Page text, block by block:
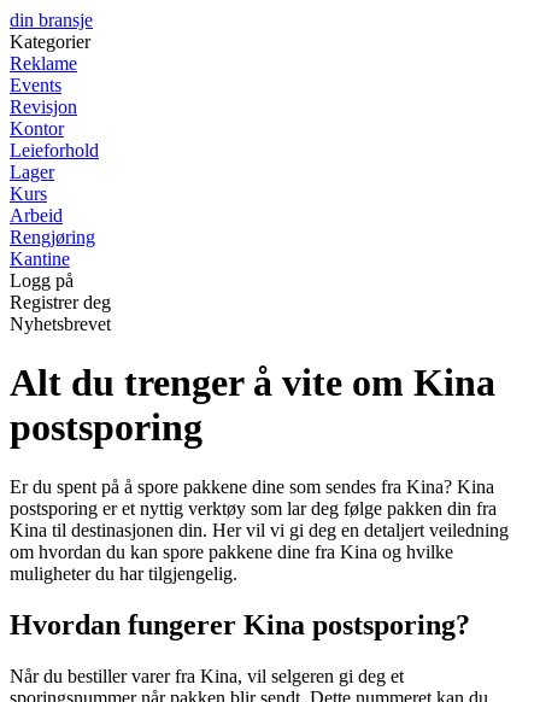
din bransje
Kategorier
Reklame
Events
Revisjon
Kontor
Leieforhold
Lager
Kurs
Arbeid
Rengjøring
Kantine
Logg på
Registrer deg
Nyhetsbrevet
Alt du trenger å vite om Kina
postsporing
Er du spent på å spore pakkene dine som sendes fra Kina? Kina
postsporing er et nyttig verktøy som lar deg følge pakken din fra
Kina til destinasjonen din. Her vil vi gi deg en detaljert veiledning
om hvordan du kan spore pakkene dine fra Kina og hvilke
muligheter du har tilgjengelig.
Hvordan fungerer Kina postsporing?
Når du bestiller varer fra Kina, vil selgeren gi deg et
sporingsnummer når pakken blir sendt. Dette nummeret kan du